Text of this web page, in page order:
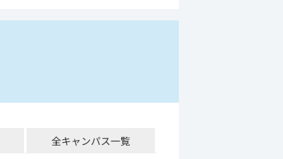
全キャンパス一覧